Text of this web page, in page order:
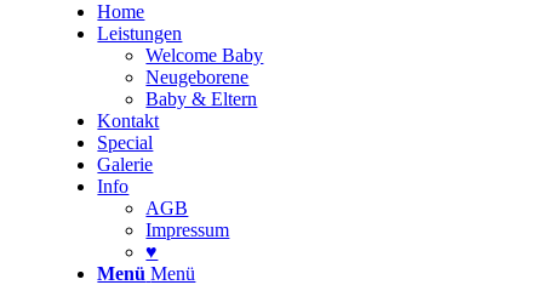
Home
Leistungen
Welcome Baby
Neugeborene
Baby & Eltern
Kontakt
Special
Galerie
Info
AGB
Impressum
♥
Menü Menü